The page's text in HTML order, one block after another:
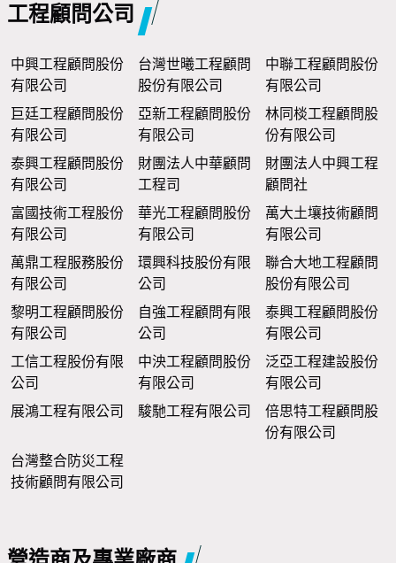
工程顧問公司
中興工程顧問股份
有限公司
台灣世曦工程顧問
股份有限公司
中聯工程顧問股份
有限公司
巨廷工程顧問股份
有限公司
亞新工程顧問股份
有限公司
林同棪工程顧問股
份有限公司
泰興工程顧問股份
有限公司
財團法人中華顧問
工程司
財團法人中興工程
顧問社
富國技術工程股份
有限公司
華光工程顧問股份
有限公司
萬大土壤技術顧問
有限公司
萬鼎工程服務股份
有限公司
環興科技股份有限
公司
聯合大地工程顧問
股份有限公司
黎明工程顧問股份
有限公司
自強工程顧問有限
公司
泰興工程顧問股份
有限公司
工信工程股份有限
公司
中泱工程顧問股份
有限公司
泛亞工程建設股份
有限公司
展鴻工程有限公司
駿馳工程有限公司
倍思特工程顧問股
份有限公司
台灣整合防災工程
技術顧問有限公司